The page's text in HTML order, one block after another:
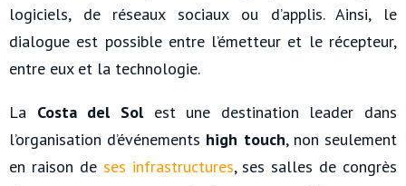
logiciels, de réseaux sociaux ou d’applis. Ainsi, le
dialogue est possible entre l’émetteur et le récepteur,
entre eux et la technologie.
La Costa del Solest une destination leader dans
l’organisation d’événements high touch, non seulement
en raison de ses infrastructures, ses salles de congrès